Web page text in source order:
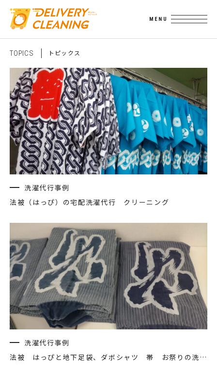
TOPICS ト ピッ ク ス
洗濯代行事例
法被（はっぴ）の宅配洗濯代行 クリーニング
洗濯代行事例
法被 はっぴと地下足袋、ダボシャツ 帯 お祭りの洗濯代行 クリーニング